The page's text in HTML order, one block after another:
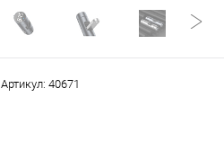
Артикул: 40671